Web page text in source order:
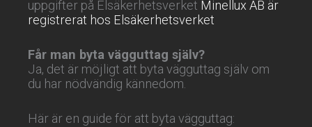
uppgifter på Elsäkerhetsverket Minellux AB är
registrerat hos Elsäkerhetsverket
Får man byta vägguttag själv?
Ja, det är möjligt att byta vägguttag själv om
du har nödvändig kännedom.
Här är en guide för att byta vägguttag: